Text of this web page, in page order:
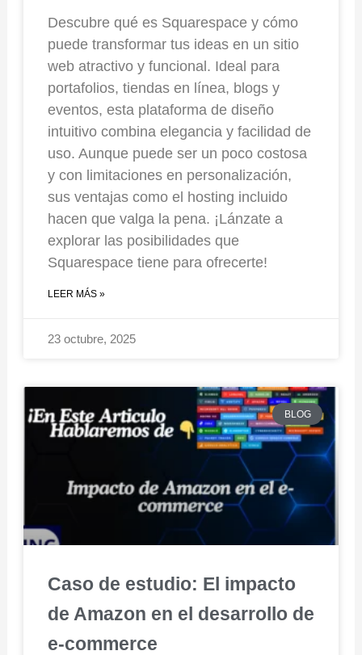
Descubre qué es Squarespace y cómo
puede transformar tus ideas en un sitio
web atractivo y funcional. Ideal para
portafolios, tiendas en línea, blogs y
eventos, esta plataforma de diseño
intuitivo combina elegancia y facilidad de
uso. Aunque puede ser un poco costosa
y con limitaciones en personalización,
sus ventajas como el hosting incluido
hacen que valga la pena. ¡Lánzate a
explorar las posibilidades que
Squarespace tiene para ofrecerte!
LEER MÁS »
23 octubre, 2025
BLOG
Caso de estudio: El impacto
de Amazon en el desarrollo de
e-commerce